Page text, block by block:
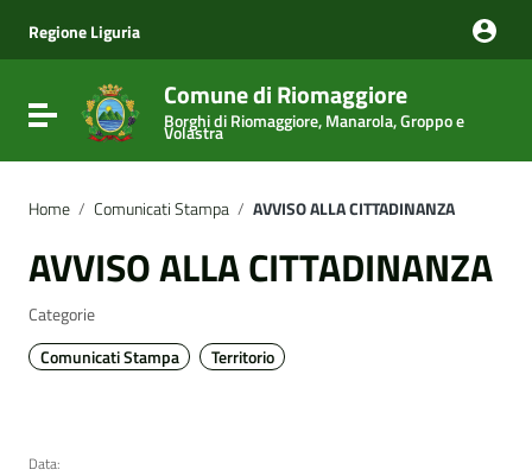
Vai al menu di navigazione
Vai al footer
Regione Liguria
Attiva / disattiva la navigazione
Comune di Riomaggiore
Borghi di Riomaggiore, Manarola, Groppo e
Volastra
Home / Comunicati Stampa / AVVISO ALLA CITTADINANZA
AVVISO ALLA CITTADINANZA
Categorie
Comunicati Stampa
Territorio
Data: